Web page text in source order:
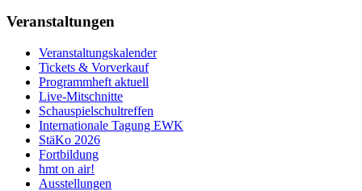
Veranstaltungen
Veranstaltungskalender
Tickets & Vorverkauf
Programmheft aktuell
Live-Mitschnitte
Schauspielschultreffen
Internationale Tagung EWK
StäKo 2026
Fortbildung
hmt on air!
Ausstellungen